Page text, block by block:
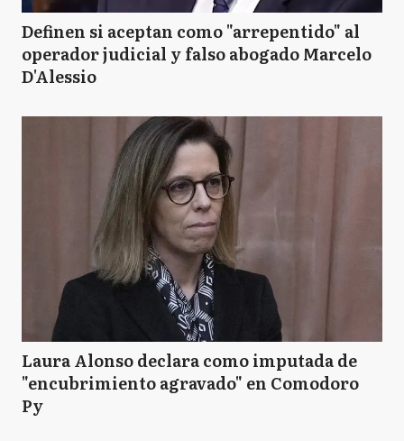
Definen si aceptan como "arrepentido" al
operador judicial y falso abogado Marcelo
D'Alessio
Laura Alonso declara como imputada de
"encubrimiento agravado" en Comodoro
Py